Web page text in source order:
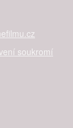
soukromí